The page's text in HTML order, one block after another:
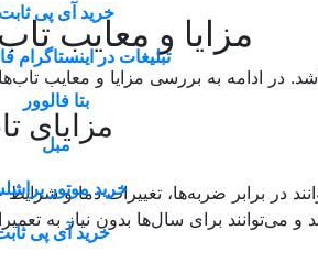
مزایا و معایب
در ادامه به بررسی مزایا و معایب
مزایای
در برابر ضربه‌ها، تغییرات دما و
و می‌توانند برای سال‌ها بدون نیاز به
خرید آی پی ثابت
تبلیغات در اینستاگرام
بتا فالوور
مبل
خرید موتور
خرید آی پی